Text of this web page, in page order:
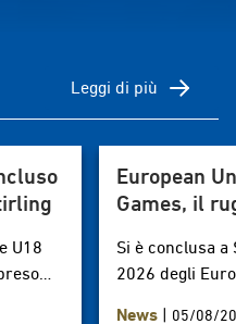
Leggi di più
U18
European
Games, il
Si è conclusa a
2026 degli
News | 05/08/